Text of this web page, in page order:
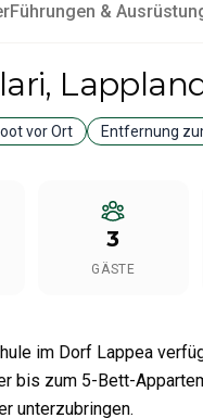
Führungen &
,
vor Ort Entfernung
3
GÄSTE
im Dorf Lappea
bis zum 5-Bett-
unterzubringen.